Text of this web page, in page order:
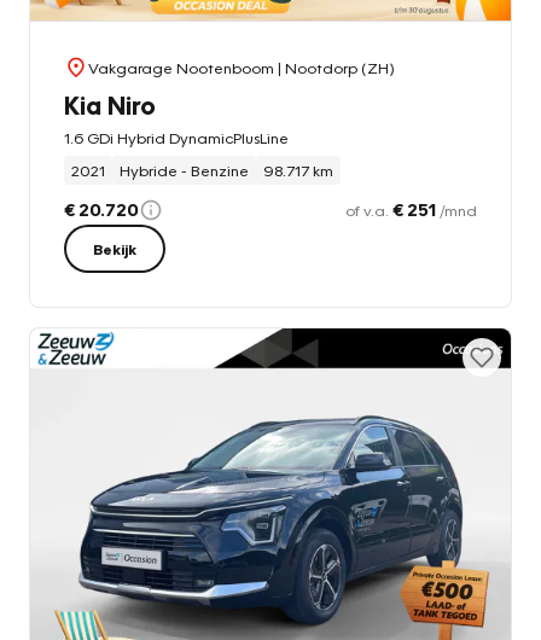
Vakgarage Nootenboom | Nootdorp (ZH)
Kia Niro
1.6 GDi Hybrid DynamicPlusLine
2021
Hybride - Benzine 98.717 km
€ 20.720 of v.a. € 251 /mnd
Bekijk